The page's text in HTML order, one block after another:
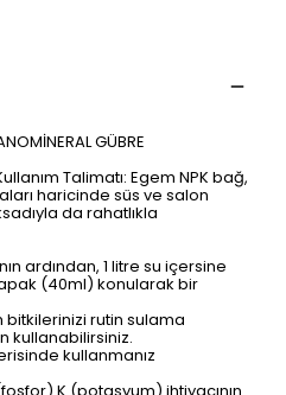
GÜBRE
Talimatı: Egem NPK bağ,
haricinde süs ve salon
da rahatlıkla
ardından, 1 litre su içersine
(40ml) konularak bir
bitkilerinizi rutin sulama
kullanabilirsiniz.
kullanmanız